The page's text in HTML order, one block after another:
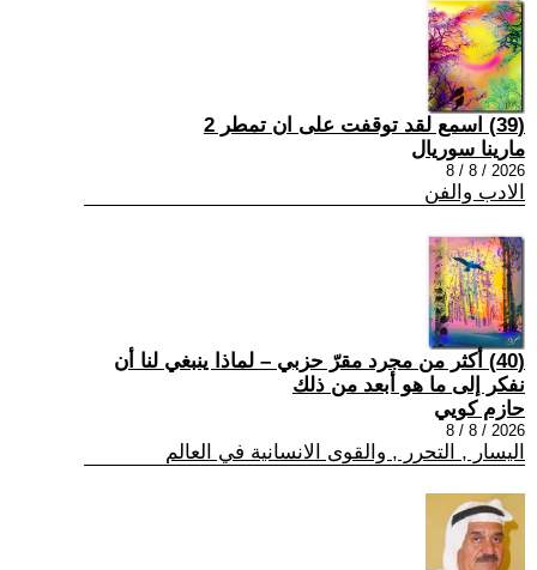
(39) اسمع لقد توقفت على ان تمطر 2
مارينا سوريال
2026 / 8 / 8
الادب والفن
(40) أكثر من مجرد مقرّ حزبي – لماذا ينبغي لنا أن
نفكر إلى ما هو أبعد من ذلك
حازم كويي
2026 / 8 / 8
اليسار , التحرر , والقوى الانسانية في العالم